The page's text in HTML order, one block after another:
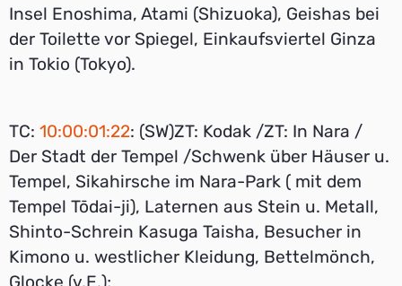
Insel Enoshima, Atami (Shizuoka), Geishas bei
der Toilette vor Spiegel, Einkaufsviertel Ginza
in Tokio (Tokyo).
TC: 10:00:01:22: (SW)ZT: Kodak /ZT: In Nara /
Der Stadt der Tempel /Schwenk über Häuser u.
Tempel, Sikahirsche im Nara-Park ( mit dem
Tempel Tōdai-ji), Laternen aus Stein u. Metall,
Shinto-Schrein Kasuga Taisha, Besucher in
Kimono u. westlicher Kleidung, Bettelmönch,
Glocke (v.E.);